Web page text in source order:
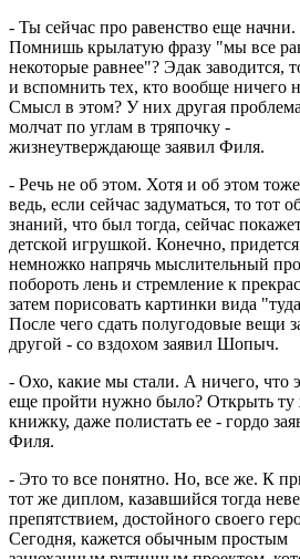
- Ты сейчас про равенство еще начни.
Помнишь крылатую фразу "мы все
некоторые равнее"? Эдак заводится,
и вспомнить тех, кто вообще ничего
Смысл в этом? У них другая
молчат по углам в тряпочку -
жизнеутверждающе заявил Филя.
- Речь не об этом. Хотя и об этом
ведь, если сейчас задуматься, то тот
знаний, что был тогда, сейчас
детской игрушкой. Конечно, придется
немножко напрячь мыслительный
побороть лень и стремление к
затем порисовать картинки вида
После чего сдать полугодовые вещи
другой - со вздохом заявил Шопыч.
- Охо, какие мы стали. А ничего, что
еще пройти нужно было? Открыть ту
книжку, даже полистать ее - гордо
Филя.
- Это то все понятно. Но, все же. К
тот же диплом, казавшийся тогда
препятствием, достойного своего
Сегодня, кажется обычным простым